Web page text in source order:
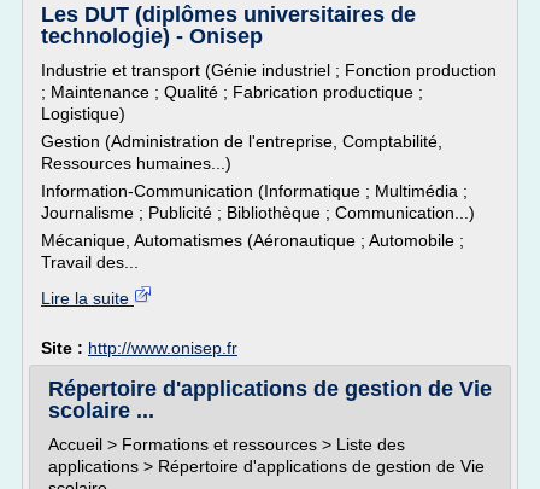
Les DUT (diplômes universitaires de
technologie) - Onisep
Industrie et transport (Génie industriel ; Fonction production
; Maintenance ; Qualité ; Fabrication productique ;
Logistique)
Gestion (Administration de l'entreprise, Comptabilité,
Ressources humaines...)
Information-Communication (Informatique ; Multimédia ;
Journalisme ; Publicité ; Bibliothèque ; Communication...)
Mécanique, Automatismes (Aéronautique ; Automobile ;
Travail des...
Lire la suite
Site : http://www.onisep.fr
Répertoire d'applications de gestion de Vie
scolaire ...
Accueil > Formations et ressources > Liste des
applications > Répertoire d'applications de gestion de Vie